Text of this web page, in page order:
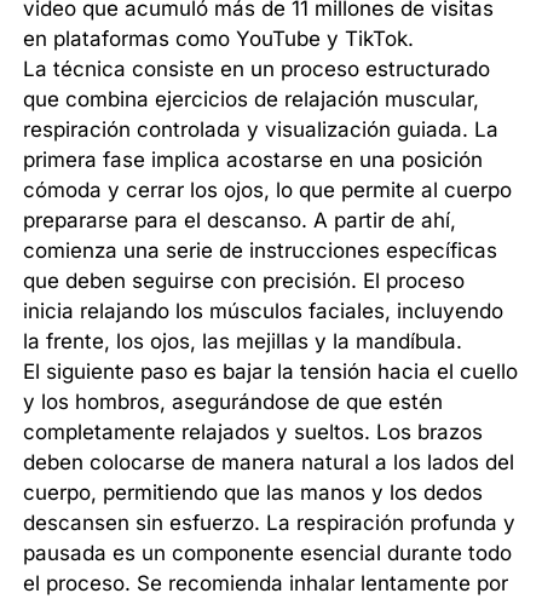
video que acumuló más de 11 millones de visitas
en plataformas como YouTube y TikTok.
La técnica consiste en un proceso estructurado
que combina ejercicios de relajación muscular,
respiración controlada y visualización guiada. La
primera fase implica acostarse en una posición
cómoda y cerrar los ojos, lo que permite al cuerpo
prepararse para el descanso. A partir de ahí,
comienza una serie de instrucciones específicas
que deben seguirse con precisión. El proceso
inicia relajando los músculos faciales, incluyendo
la frente, los ojos, las mejillas y la mandíbula.
El siguiente paso es bajar la tensión hacia el cuello
y los hombros, asegurándose de que estén
completamente relajados y sueltos. Los brazos
deben colocarse de manera natural a los lados del
cuerpo, permitiendo que las manos y los dedos
descansen sin esfuerzo. La respiración profunda y
pausada es un componente esencial durante todo
el proceso. Se recomienda inhalar lentamente por